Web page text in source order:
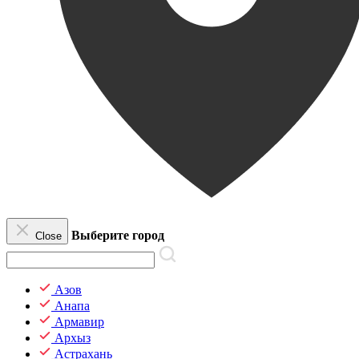
Close Выберите город
Азов
Анапа
Армавир
Архыз
Астрахань